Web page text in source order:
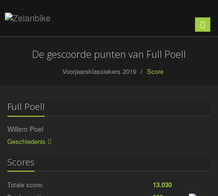
Toon
De gescoorde punten van Full Poell
Voorjaarsklassiekers 2019 Score
Full Poell
Willem Poel
Geschiedenis
Scores
Totale score:
13.030